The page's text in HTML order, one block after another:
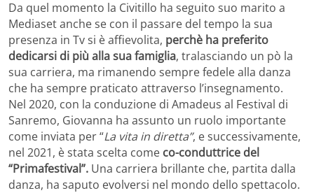
Da quel momento la Civitillo ha seguito suo marito a
Mediaset anche se con il passare del tempo la sua
presenza in Tv si è affievolita, perchè ha preferito
dedicarsi di più alla sua famiglia, tralasciando un pò la
sua carriera, ma rimanendo sempre fedele alla danza
che ha sempre praticato attraverso l’insegnamento.
Nel 2020, con la conduzione di Amadeus al Festival di
Sanremo, Giovanna ha assunto un ruolo importante
come inviata per “La vita in diretta”, e successivamente,
nel 2021, è stata scelta come co-conduttrice del
“Primafestival”. Una carriera brillante che, partita dalla
danza, ha saputo evolversi nel mondo dello spettacolo.